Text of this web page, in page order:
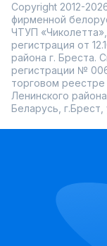
Copyright 2012-
фирменной
ЧТУП
регистрация от
района г. Бреста.
регистрации №
торговом реестре
Ленинского
Беларусь, г.Брест,